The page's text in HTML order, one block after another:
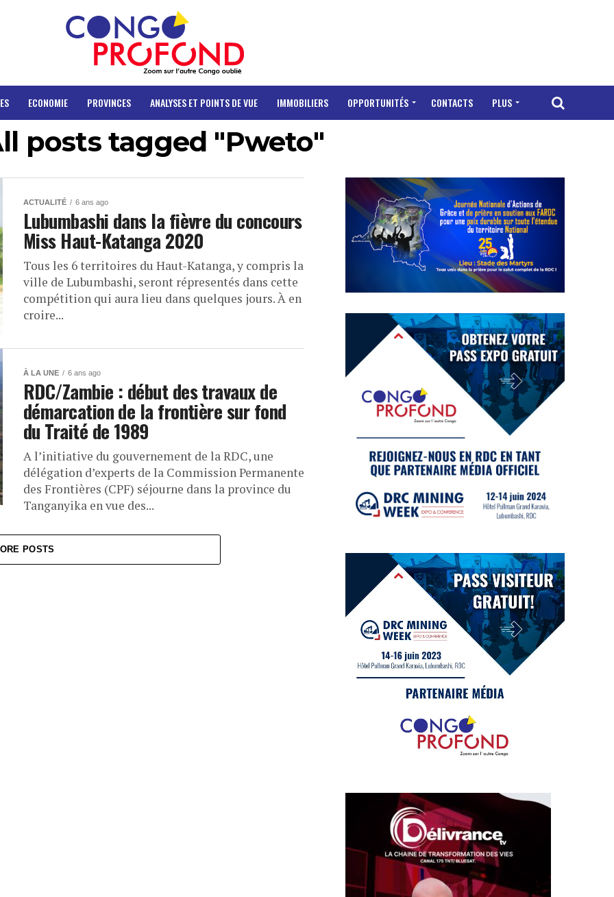
ECONOMIE PROVINCES ANALYSES ET POINTS DE VUE IMMOBILIERS OPPORTUNITÉS CONTACTS PLUS
posts tagged "Pweto"
ACTUALITÉ 6 ans ago
Lubumbashi dans la fièvre du concours
Miss Haut-Katanga 2020
Tous les 6 territoires du Haut-Katanga, y compris la
ville de Lubumbashi, seront répresentés dans cette
compétition qui aura lieu dans quelques jours. À en
croire...
À LA UNE 6 ans ago
RDC/Zambie : début des travaux de
démarcation de la frontière sur fond
du Traité de 1989
A l’initiative du gouvernement de la RDC, une
délégation d’experts de la Commission Permanente
des Frontières (CPF) séjourne dans la province du
Tanganyika en vue des...
POSTS